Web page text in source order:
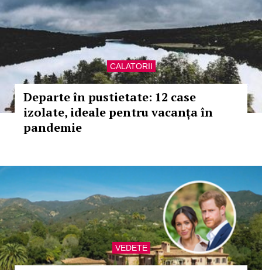
CALATORII
Departe în pustietate: 12 case
izolate, ideale pentru vacanța în
pandemie
VEDETE